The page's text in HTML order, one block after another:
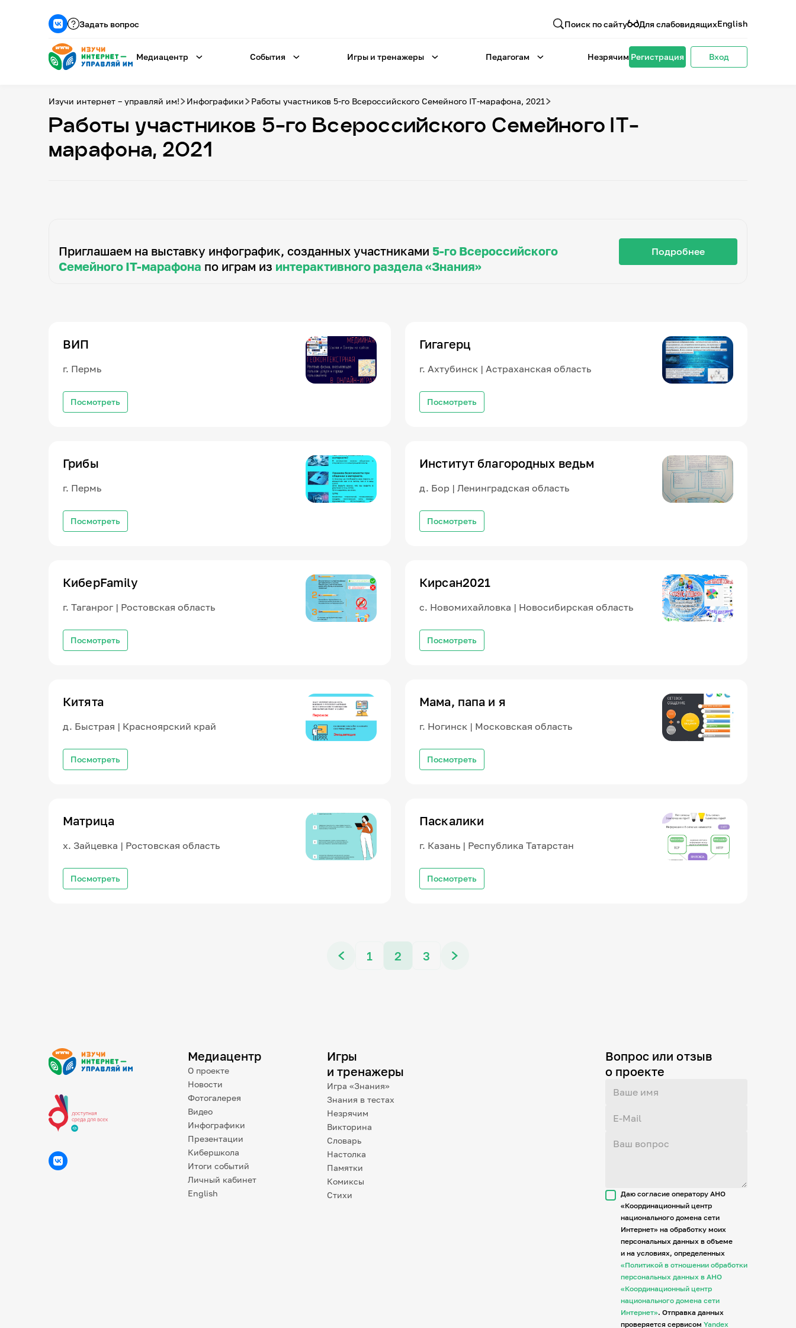
Задать вопрос Поиск по сайту Для слабовидящихEnglish
Медиацентр События Игры и тренажеры Педагогам Незрячим Регистрация Вход
Изучи интернет – управляй им! Инфографики Работы участников 5-го Всероссийского Семейного IT-марафона, 2021
Работы участников 5-го Всероссийского Семейного IT-
марафона, 2021
Приглашаем на выставку инфографик, созданных участниками 5-го Всероссийского
Семейного IT-марафона по играм из интерактивного раздела «Знания»
Подробнее
ВИП
г. Пермь
Посмотреть
Гигагерц
г. Ахтубинск | Астраханская область
Посмотреть
Грибы
г. Пермь
Посмотреть
Институт благородных ведьм
д. Бор | Ленинградская область
Посмотреть
КиберFamily
г. Таганрог | Ростовская область
Посмотреть
Кирсан2021
с. Новомихайловка | Новосибирская область
Посмотреть
Китята
д. Быстрая | Красноярский край
Посмотреть
Мама, папа и я
г. Ногинск | Московская область
Посмотреть
Матрица
х. Зайцевка | Ростовская область
Посмотреть
Паскалики
г. Казань | Республика Татарстан
Посмотреть
1 2 3
Медиацентр
О проекте
Новости
Фотогалерея
Видео
Инфографики
Презентации
Кибершкола
Итоги событий
Личный кабинет
English
Игры
и тренажеры
Игра «Знания»
Знания в тестах
Незрячим
Викторина
Словарь
Настолка
Памятки
Комиксы
Стихи
Вопрос или отзыв
о проекте
Даю согласие оператору АНО
«Координационный центр
национального домена сети
Интернет» на обработку моих
персональных данных в объеме
и на условиях, определенных
«Политикой в отношении обработки
персональных данных в АНО
«Координационный центр
национального домена сети
Интернет». Отправка данных
проверяется сервисом Yandex